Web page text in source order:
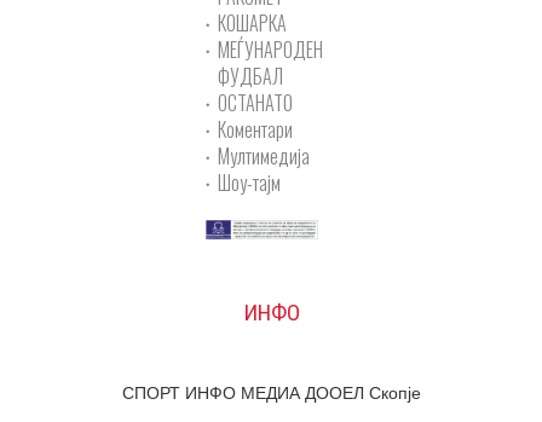
КОШАРКА
МЕЃУНАРОДЕН
ФУДБАЛ
ОСТАНАТО
Коментари
Мултимедија
Шоу-тајм
ИНФО
СПОРТ ИНФО МЕДИА ДООЕЛ Скопје